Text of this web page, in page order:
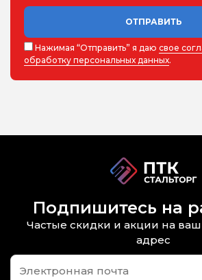
ОТПРАВИТЬ
Нажимая “Отправить” я даю свое
обработку персональных данных.
Подпишитесь на
Частые скидки и акции на
адрес